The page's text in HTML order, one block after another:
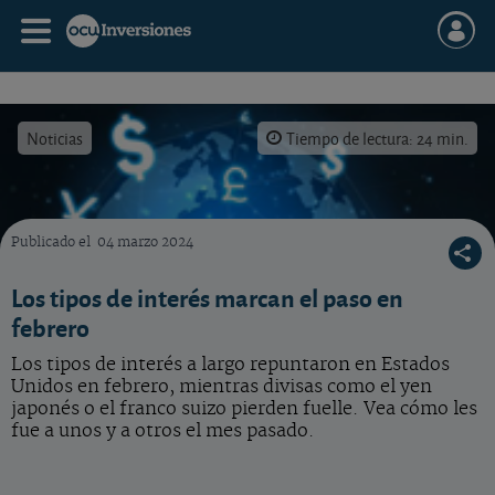
Noticias Tiempo de lectura: 24 min.
Publicado el 04 marzo 2024
Los tipos de interés marcan el paso en
febrero
Los tipos de interés a largo repuntaron en Estados
Unidos en febrero, mientras divisas como el yen
japonés o el franco suizo pierden fuelle. Vea cómo les
fue a unos y a otros el mes pasado.